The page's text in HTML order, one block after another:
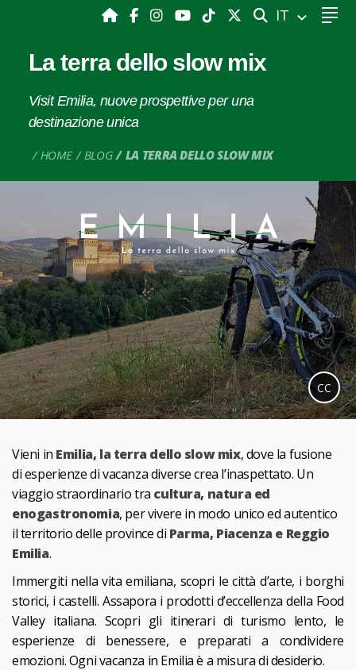
CERCA
IT
La terra dello slow mix
Visit Emilia, nuove prospettive per una
destinazione unica
HOME BLOG LA TERRA DELLO SLOW MIX
CC
Vieni in Emilia, la terra dello slow mix, dove la fusione
di esperienze di vacanza diverse crea l’inaspettato. Un
viaggio straordinario tra cultura, natura ed
enogastronomia, per vivere in modo unico ed autentico
il territorio delle province di Parma, Piacenza e Reggio
Emilia.
Immergiti nella vita emiliana, scopri le città d’arte, i borghi
storici, i castelli. Assapora i prodotti d’eccellenza della Food
Valley italiana. Scopri gli itinerari di turismo lento, le
esperienze di benessere, e preparati a condividere
emozioni. Ogni vacanza in Emilia è a misura di desiderio.